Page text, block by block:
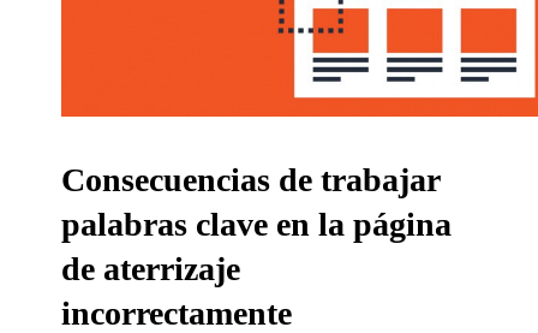
Consecuencias de trabajar
palabras clave en la página
de aterrizaje
incorrectamente